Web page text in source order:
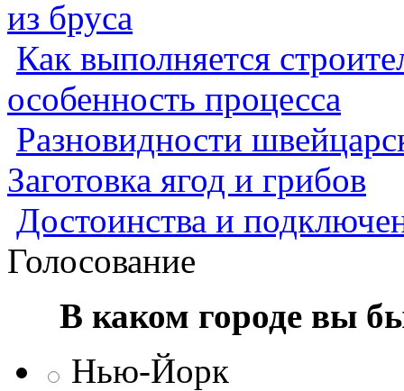
из бруса
Как выполняется
особенность процесса
Разновидности
Заготовка ягод и грибов
Достоинства и
Голосование
В каком городе вы
Нью-Йорк